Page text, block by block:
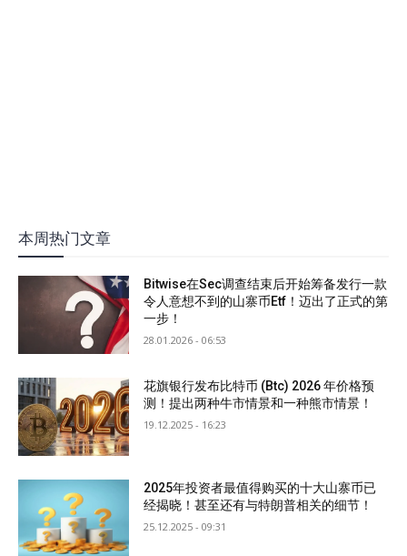
本周热门文章
Bitwise在Sec调查结束后开始筹备发行一款
令人意想不到的山寨币Etf！迈出了正式的第
一步！
28.01.2026 - 06:53
花旗银行发布比特币 (Btc) 2026 年价格预
测！提出两种牛市情景和一种熊市情景！
19.12.2025 - 16:23
2025年投资者最值得购买的十大山寨币已
经揭晓！甚至还有与特朗普相关的细节！
25.12.2025 - 09:31